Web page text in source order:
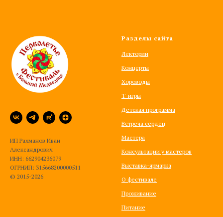
ИП Рахманов Иван
Александрович
ИНН: 662904236079
ОГРНИП: 315668200000511
© 2015-2026
Разделы сайта
Лектории
Концерты
Хороводы
Т-игры
Детская программа
Встреча сердец
Мастера
Консультации у мастеров
Выставка-ярмарка
О фестивале
Проживание
Питание